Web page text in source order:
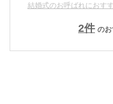
結婚式のお呼ばれにおす
2件 の